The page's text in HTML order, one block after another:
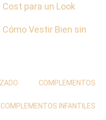
para un Look
Vestir Bien sin
COMPLEMENTOS
COMPLEMENTOS INFANTILES